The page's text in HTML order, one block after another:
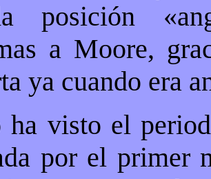
posición
a Moore,
ya cuando era
ha visto el
por el primer